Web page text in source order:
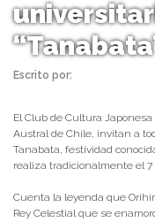
Escrito por:
El Club de Cultura
Austral de Chile, invitan a
Tanabata, festividad
realiza tradicionalmente el 7
Cuenta la leyenda que
Rey Celestial que se